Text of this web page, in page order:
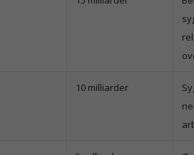
10 milliarder